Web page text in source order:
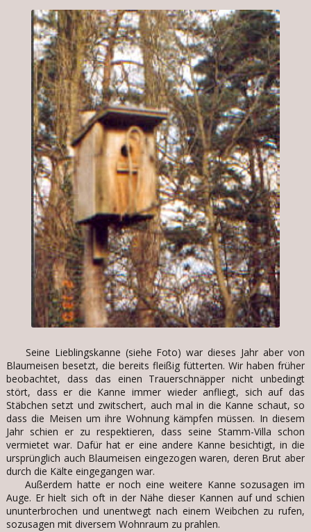
Seine Lieblingskanne (siehe Foto) war dieses Jahr aber von
Blaumeisen besetzt, die bereits fleißig fütterten. Wir haben früher
beobachtet, dass das einen Trauerschnäpper nicht unbedingt
stört, dass er die Kanne immer wieder anfliegt, sich auf das
Stäbchen setzt und zwitschert, auch mal in die Kanne schaut, so
dass die Meisen um ihre Wohnung kämpfen müssen. In diesem
Jahr schien er zu respektieren, dass seine Stamm-Villa schon
vermietet war. Dafür hat er eine andere Kanne besichtigt, in die
ursprünglich auch Blaumeisen eingezogen waren, deren Brut aber
durch die Kälte eingegangen war.
Außerdem hatte er noch eine weitere Kanne sozusagen im
Auge. Er hielt sich oft in der Nähe dieser Kannen auf und schien
ununterbrochen und unentwegt nach einem Weibchen zu rufen,
sozusagen mit diversem Wohnraum zu prahlen.